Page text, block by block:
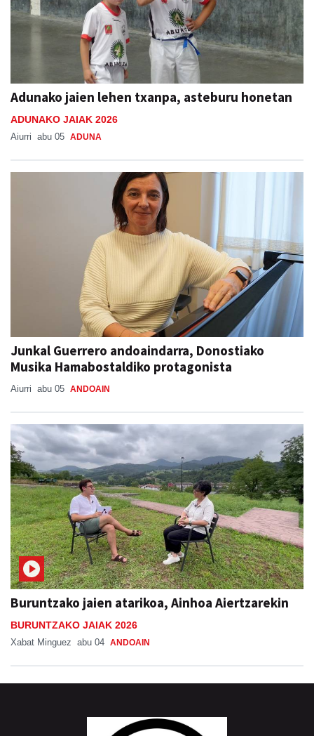
Adunako jaien lehen txanpa, asteburu honetan
ADUNAKO JAIAK 2026
Aiurri abu 05 ADUNA
Junkal Guerrero andoaindarra, Donostiako
Musika Hamabostaldiko protagonista
Aiurri abu 05 ANDOAIN
Buruntzako jaien atarikoa, Ainhoa Aiertzarekin
BURUNTZAKO JAIAK 2026
Xabat Minguez abu 04 ANDOAIN